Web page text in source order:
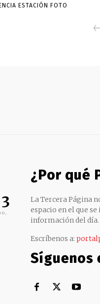
ESTACIÓN FOTO
¿Por qué
La Tercera Página
espacio en el que
información del día.
Escríbenos a:
Síguenos